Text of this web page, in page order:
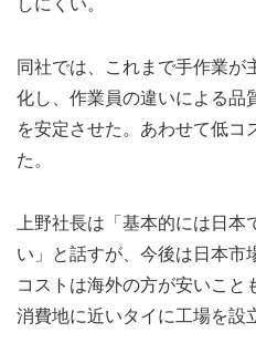
同社では、これまで手作業が
化し、作業員の違いによる品
を安定させた。あわせて低コ
た。
上野社長は「基本的には日本
い」と話すが、今後は日本
コストは海外の方が安いこ
消費地に近いタイに工場を設